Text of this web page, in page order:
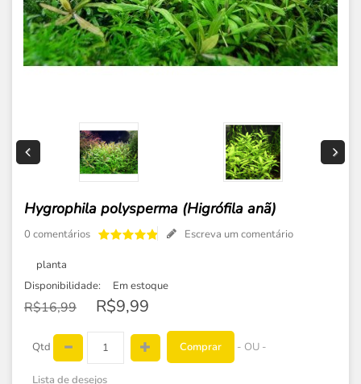
Hygrophila polysperma (Higrófila anã)
0 comentários Escreva um comentário
planta
Disponibilidade:
Em estoque
R$16,99 R$9,99
Qtd Comprar - OU -
Lista de desejos